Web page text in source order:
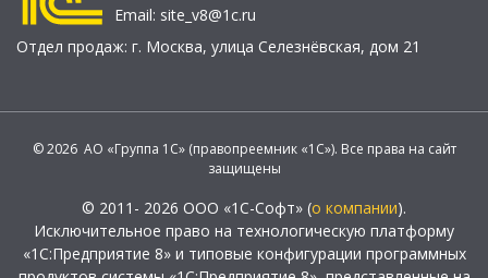
Email: site_v8@1c.ru
Отдел продаж: г. Москва, улица Селезнёвская, дом 21
© 2026 АО «Группа 1С» (правопреемник «1С»). Все права на сайт
защищены
© 2011- 2026 ООО «1С-Софт» (о компании).
Исключительное право на технологическую платформу
«1С:Предприятие 8» и типовые конфигурации программных